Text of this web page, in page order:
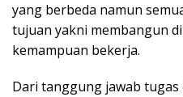
yang berbeda namun
tujuan yakni membangun
kemampuan bekerja.
Dari tanggung jawab